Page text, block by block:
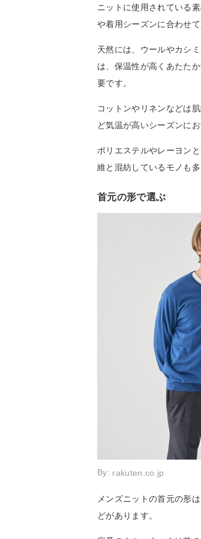
ニットに使用されている
や着用シーズンに合わせ
天然には、ウールやカシ
は、保温性が高くあたた
要です。
コットンやリネンなどは
ど気温が高いシーズンにお
ポリエステルやレーヨン
維と混紡しているモノも多
首元の形で選ぶ
By: rakuten.co.jp
メンズニットの首元の形
どがあります。